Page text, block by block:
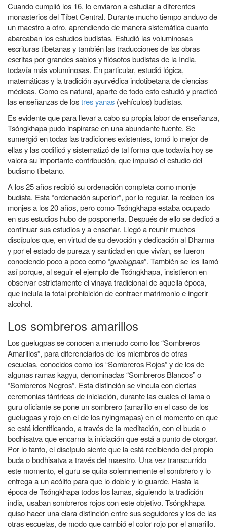
Cuando cumplió los 16, lo enviaron a estudiar a diferentes
monasterios del Tíbet Central. Durante mucho tiempo anduvo de
un maestro a otro, aprendiendo de manera sistemática cuanto
abarcaban los estudios budistas. Estudió las voluminosas
escrituras tibetanas y también las traducciones de las obras
escritas por grandes sabios y filósofos budistas de la India,
todavía más voluminosas. En particular, estudió lógica,
matemáticas y la tradición ayurvédica indotibetana de ciencias
médicas. Como es natural, aparte de todo esto estudió y practicó
las enseñanzas de lostres yanas (vehículos) budistas.
Es evidente que para llevar a cabo su propia labor de enseñanza,
Tsóngkhapa pudo inspirarse en una abundante fuente. Se
sumergió en todas las tradiciones existentes, tomó lo mejor de
ellas y las codificó y sistematizó de tal forma que todavía hoy se
valora su importante contribución, que impulsó el estudio del
budismo tibetano.
A los 25 años recibió su ordenación completa como monje
budista. Esta “ordenación superior”, por lo regular, la reciben los
monjes a los 20 años, pero como Tsóngkhapa estaba ocupado
en sus estudios hubo de posponerla. Después de ello se dedicó a
continuar sus estudios y a enseñar. Llegó a reunir muchos
discípulos que, en virtud de su devoción y dedicación al Dharma
y por el estado de pureza y santidad en que vivían, se fueron
conociendo poco a poco como “guelugpas”. También se les llamó
así porque, al seguir el ejemplo de Tsóngkhapa, insistieron en
observar estrictamente el vinaya tradicional de aquella época,
que incluía la total prohibición de contraer matrimonio e ingerir
alcohol.
Los sombreros amarillos
Los guelugpas se conocen a menudo como los “Sombreros
Amarillos”, para diferenciarlos de los miembros de otras
escuelas, conocidos como los “Sombreros Rojos” y de los de
algunas ramas kagyu, denominadas “Sombreros Blancos” o
“Sombreros Negros”. Esta distinción se vincula con ciertas
ceremonias tántricas de iniciación, durante las cuales el lama o
guru oficiante se pone un sombrero (amarillo en el caso de los
guelugpas y rojo en el de los nyingmapas) en el momento en que
se está identificando, a través de la meditación, con el buda o
bodhisatva que encarna la iniciación que está a punto de otorgar.
Por lo tanto, el discípulo siente que la está recibiendo del propio
buda o bodhisatva a través del maestro. Una vez transcurrido
este momento, el guru se quita solemnemente el sombrero y lo
entrega a un acólito para que lo doble y lo guarde. Hasta la
época de Tsóngkhapa todos los lamas, siguiendo la tradición
india, usaban sombreros rojos con este objetivo. Tsóngkhapa
quiso hacer una clara distinción entre sus seguidores y los de las
otras escuelas, de modo que cambió el color rojo por el amarillo.